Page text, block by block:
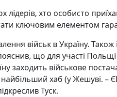
лідерів, хто особисто
ключовим елементом
військ в Україну. Також
що для участі
заходить військове
хаб (у Жешуві. –
Туск.